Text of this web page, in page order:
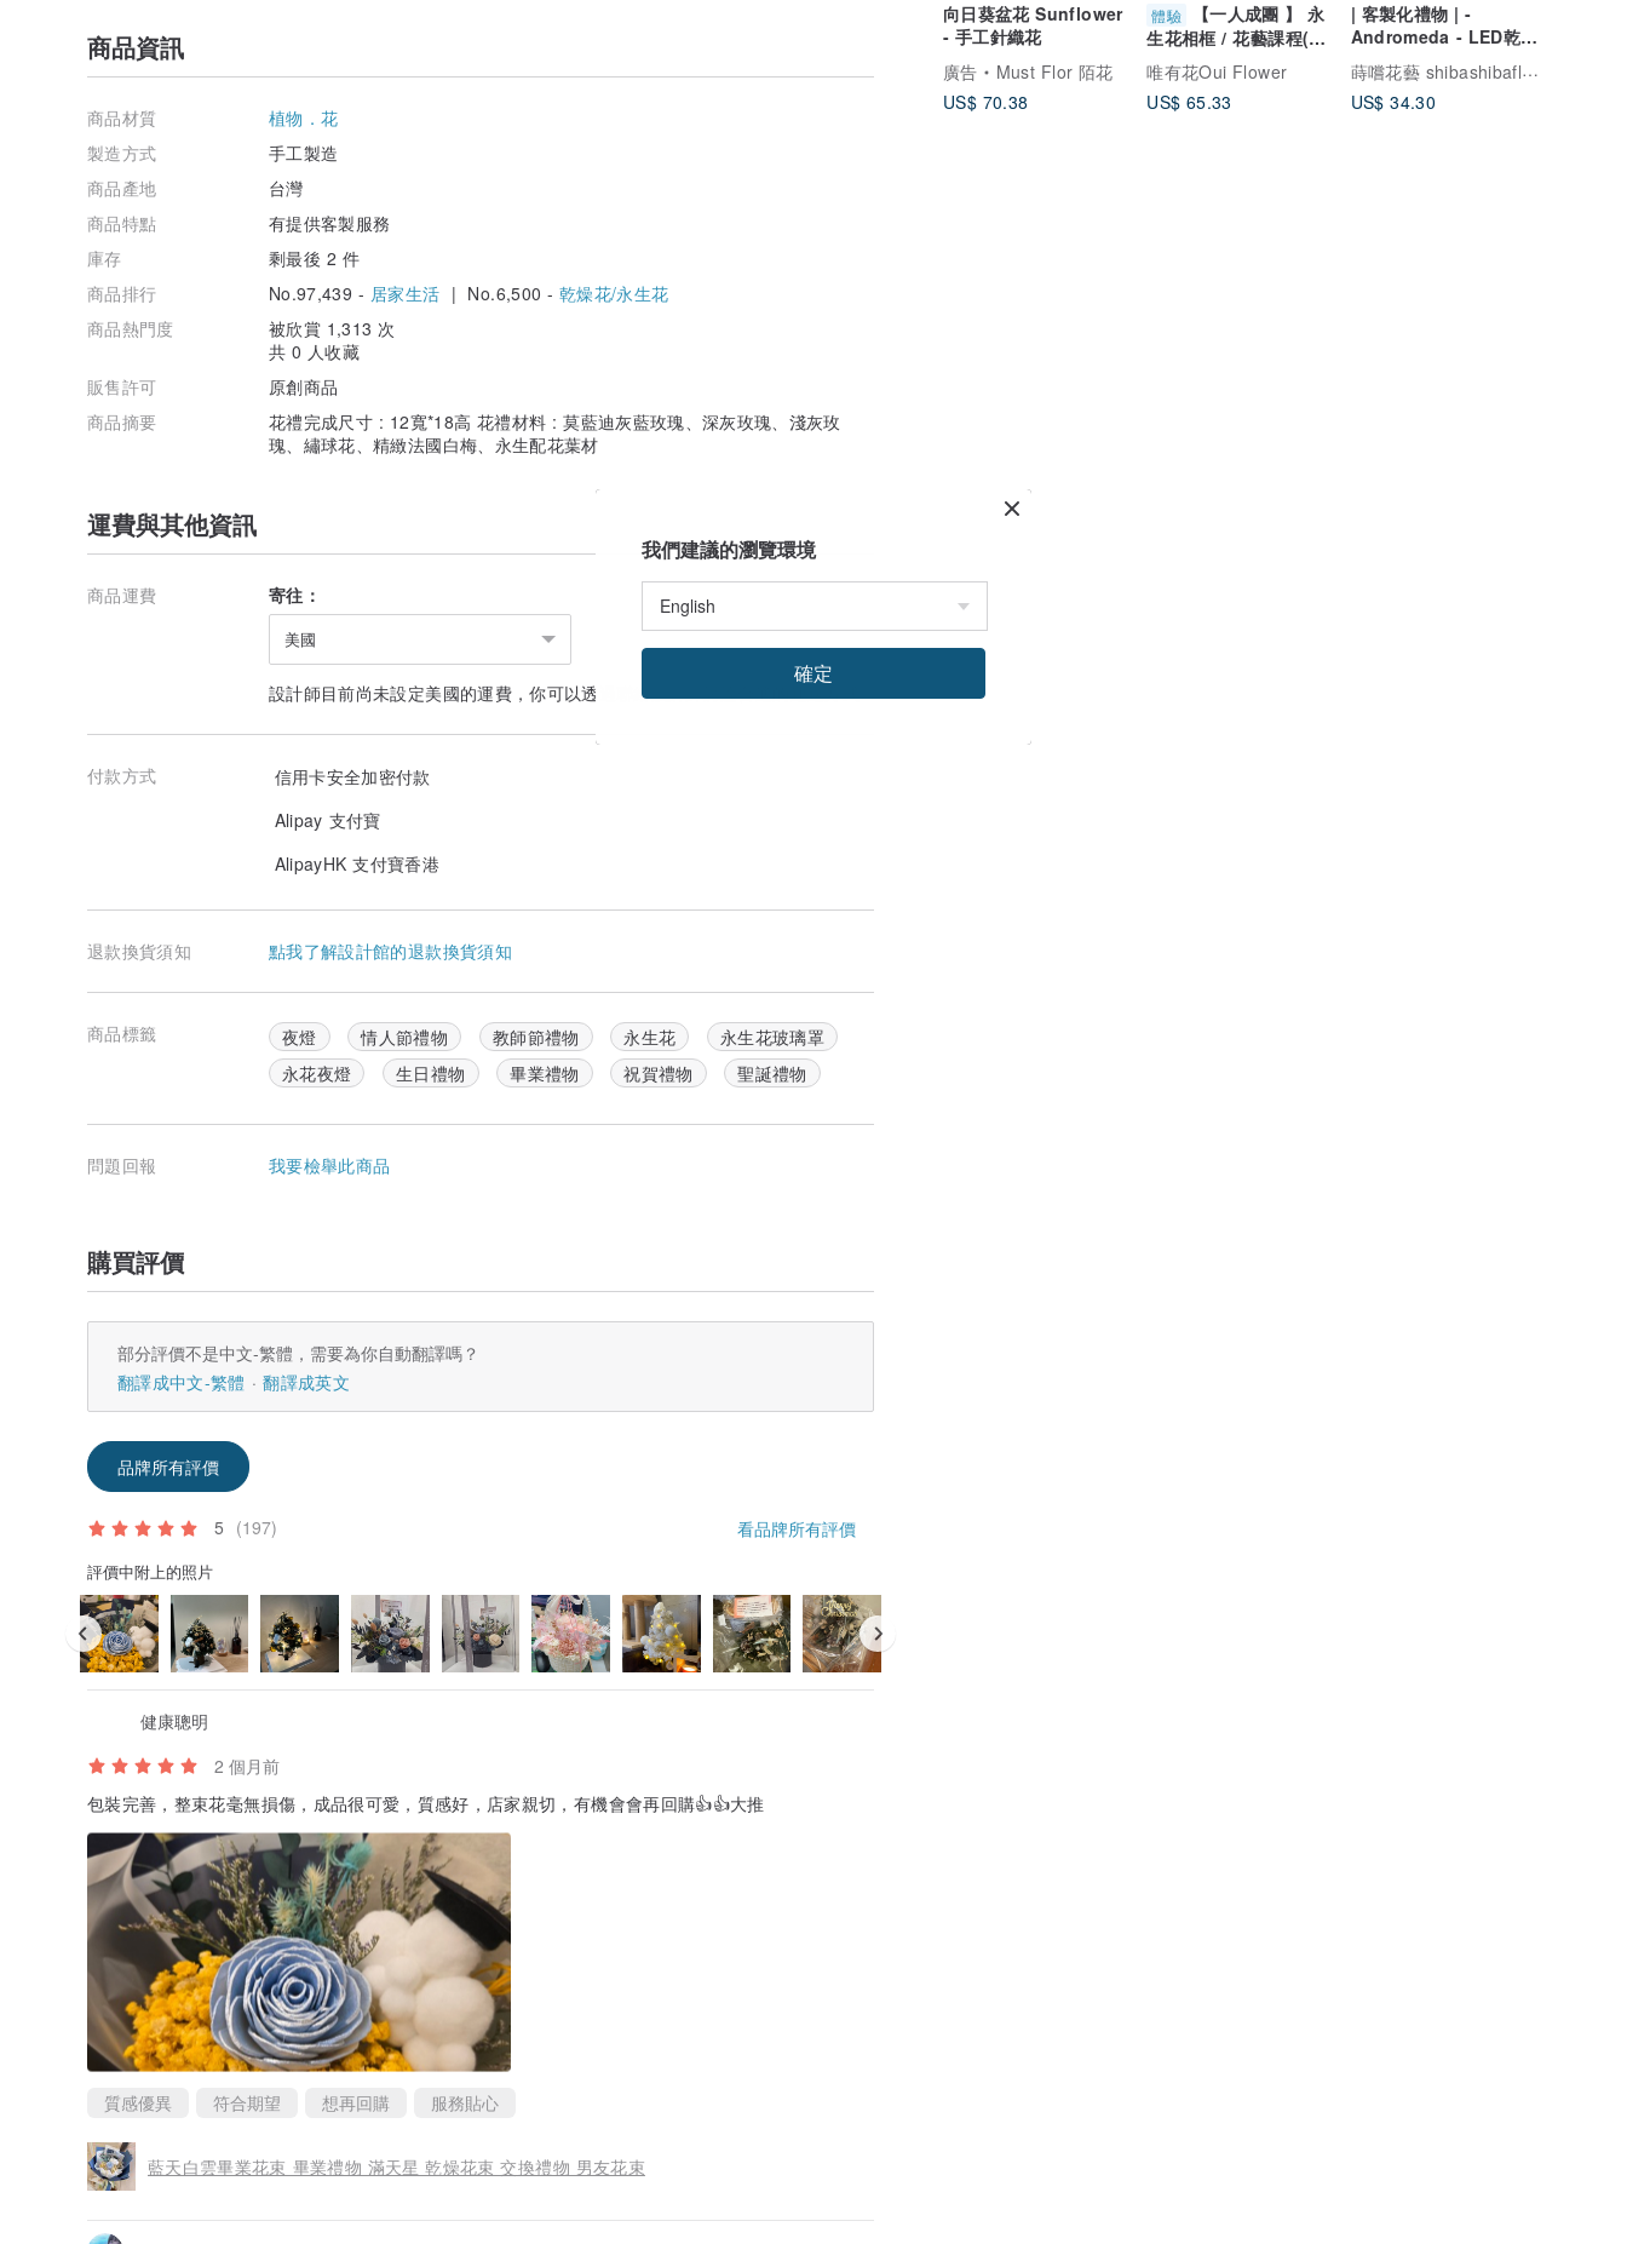
向日葵盆花 Sunflower
- 手工針織花
廣告
Must Flor 陌花
US$ 70.38
體驗
【一人成團 】 永
生花相框 / 花藝課程(顏
色可自由選配)
唯有花Oui Flower
US$ 65.33
| 客製化禮物 | -
Andromeda - LED乾燥
花字母夜燈 可三段式調
光
蒔嚐花藝 shibashibaflorist
US$ 34.30
商品資訊
商品材質
植物．花
製造方式
手工製造
商品產地
台灣
商品特點
有提供客製服務
庫存
剩最後 2 件
商品排行
No.97,439 - 居家生活 | No.6,500 -乾燥花/永生花
商品熱門度
被欣賞 1,313 次
共 0 人收藏
販售許可
原創商品
商品摘要
花禮完成尺寸 : 12寬*18高 花禮材料 : 莫藍迪灰藍玫瑰、深灰玫瑰、淺灰玫
瑰、繡球花、精緻法國白梅、永生配花葉材
運費與其他資訊
商品運費 寄往：
美國
設計師目前尚未設定美國的運費，你可以透過 聯絡設計師
付款方式
信用卡安全加密付款
Alipay 支付寶
AlipayHK 支付寶香港
退款換貨須知 點我了解設計館的退款換貨須知
商品標籤 夜燈 情人節禮物 教師節禮物 永生花
永生花玻璃罩
永花夜燈
生日禮物 畢業禮物 祝賀禮物 聖誕禮物
問題回報 我要檢舉此商品
購買評價
部分評價不是中文-繁體，需要為你自動翻譯嗎？
翻譯成中文-繁體
翻譯成英文
品牌所有評價
5 (197) 看品牌所有評價
評價中附上的照片
健康聰明
2 個月前
包裝完善，整束花毫無損傷，成品很可愛，質感好，店家親切，有機會會再回購👍👍大推
質感優異 符合期望 想再回購 服務貼心
藍天白雲畢業花束 畢業禮物 滿天星 乾燥花束 交換禮物 男友花束
我們建議的瀏覽環境
確定